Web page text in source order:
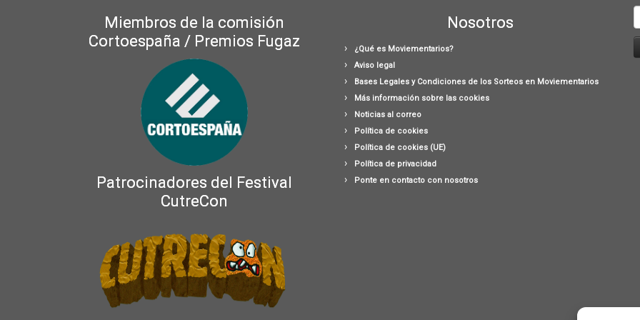
Miembros de la comisión
Cortoespaña / Premios Fugaz
Patrocinadores del Festival
CutreCon
Nosotros
¿Qué es Moviementarios?
Aviso legal
Bases Legales y Condiciones de los Sorteos en Moviementarios
Más información sobre las cookies
Noticias al correo
Política de cookies
Política de cookies (UE)
Política de privacidad
Ponte en contacto con nosotros